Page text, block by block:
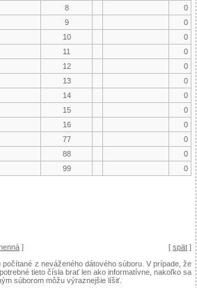
8
0
9
0
10
0
11
0
12
0
13
0
14
0
15
0
16
0
77
0
88
0
99 0
] [ spät ]
z neváženého dátového súboru. V prípade, že
tieto čísla brať len ako informatívne, nakoľko sa
súborom môžu výraznejšie líšiť.